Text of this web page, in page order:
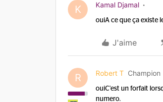
K Kamal Djamal
ouiA ce que ça existe
J'aime
R Robert T Champion
ouiC'est un forfait
numero.